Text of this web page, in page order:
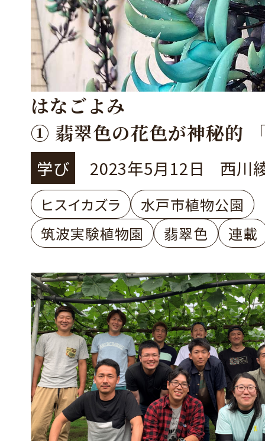
はなごよみ
① 翡翠色の花色が神秘的
ズラ」
学び 2023年5月12日 西川
ヒスイカズラ
水戸市植物公園
筑波実験植物園
翡翠色 連載